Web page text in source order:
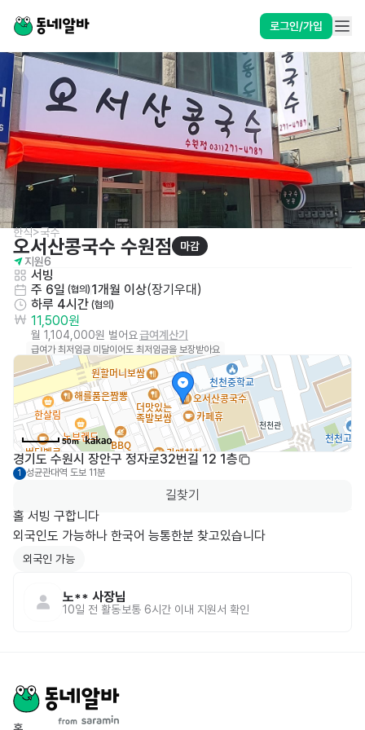
로그인/가입
한식>국수
오서산콩국수 수원점
마감
지원6
서빙
주 6일 (협의) 1개월 이상(장기우대 )
하루 4시간 (협의)
11,500원
월 1,104,000원 벌어요급여계산기
급여가 최저임금 미달이어도 최저임금을 보장받아요
50m
경기도 수원시 장안구 정자로32번길 12 1층
1 성균관대역 도보 11분
길찾기
홀 서빙 구합니다
외국인 가능
노** 사장님
10일 전 활동보통 6시간 이내 지원서 확인